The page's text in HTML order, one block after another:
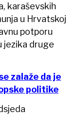
karaševskih
u Hrvatskoj
potporu
jezika druge
zalaže da je
politike